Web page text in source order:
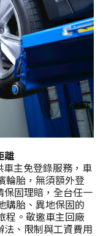
離
車主免登錄服務，車
輪胎，無須額外登
保固理賠，全台任一
購胎、異地保固的
程。敬邀車主回廠
法、限制與工資費用